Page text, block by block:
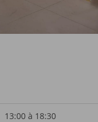
13:00 à 18:30